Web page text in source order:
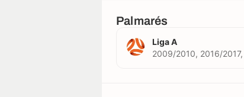
Palmarés
Liga A
2009/2010, 2016/